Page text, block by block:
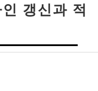
갱신과 적